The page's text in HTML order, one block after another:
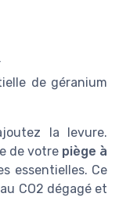
de géranium
la levure.
de votre piège à
essentielles. Ce
CO2 dégagé et